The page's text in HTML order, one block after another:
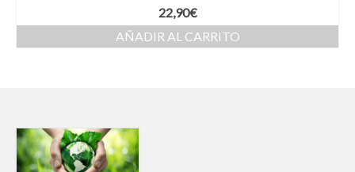
22,90€
AÑADIR AL CARRITO